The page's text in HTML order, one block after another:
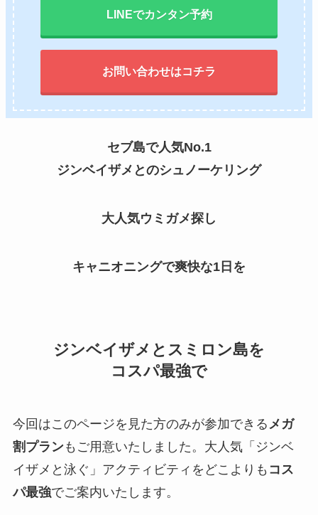
LINEでカンタン予約
お問い合わせはコチラ
セブ島で人気No.1
ジンベイザメとのシュノーケリング
大人気ウミガメ探し
キャニオニングで爽快な1日を
ジンベイザメとスミロン島を
コスパ最強で
今回はこのページを見た方のみが参加できるメガ
割プランもご用意いたしました。大人気「ジンベ
イザメと泳ぐ」アクティビティをどこよりも コス
パ最強でご案内いたします。